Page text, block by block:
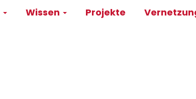
Wissen Projekte